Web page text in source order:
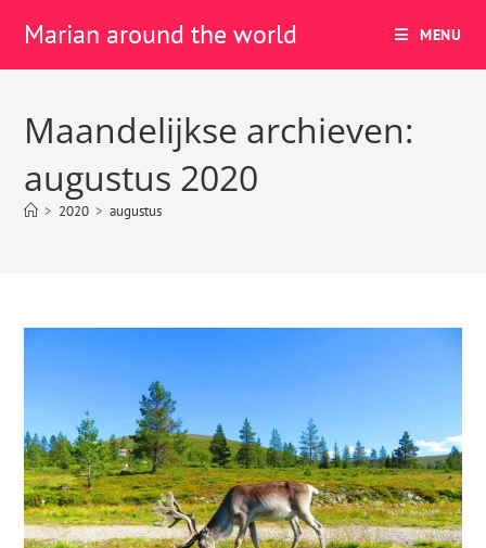
Marian around the world MENU
Maandelijkse archieven:
augustus 2020
> 2020 > augustus